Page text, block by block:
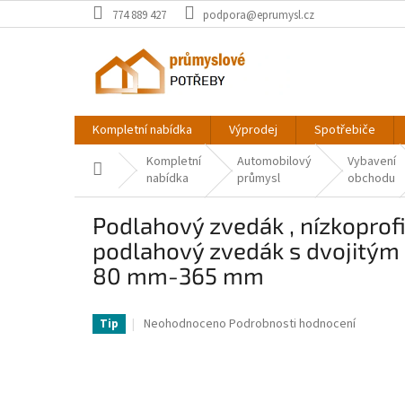
na
774 889 427 podpora@eprumysl.cz
Kompletní nabídka Výprodej Spotřebiče
Domů Kompletní
nabídka
Automobilový
průmysl
Vybavení
obchodu
Podlahový zvedák ,
podlahový zvedák s
80 mm-365 mm
Tip
Průměrné
Neohodnoceno Podrobnosti hodnocení